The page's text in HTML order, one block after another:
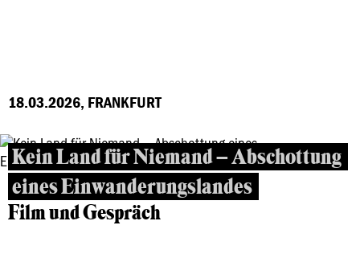
18.03.2026, FRANKFURT
Kein Land für Niemand – Abschottung
eines Einwanderungslandes
Film und Gespräch